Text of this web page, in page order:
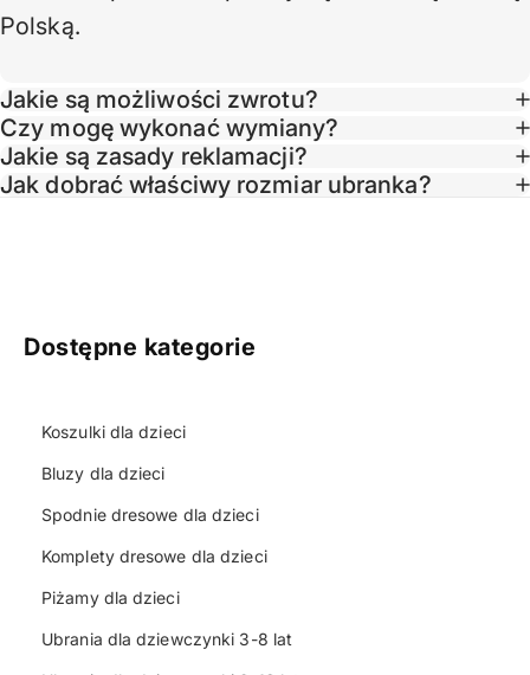
Polską.
Jakie są możliwości zwrotu?
Czy mogę wykonać wymiany?
Jakie są zasady reklamacji?
Jak dobrać właściwy rozmiar ubranka?
Dostępne kategorie
Koszulki dla dzieci
Bluzy dla dzieci
Spodnie dresowe dla dzieci
Komplety dresowe dla dzieci
Piżamy dla dzieci
Ubrania dla dziewczynki 3-8 lat